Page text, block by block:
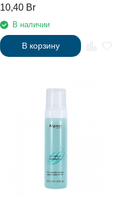
10,40 Br
В наличии
В корзину